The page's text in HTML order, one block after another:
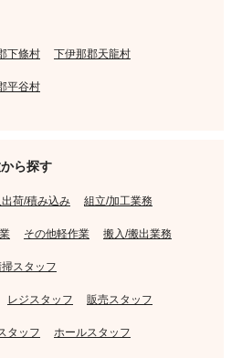
下條村 下伊那郡天龍村
平谷村
ら探す
出荷/積み込み 組立/加工業務
その他軽作業 搬入/搬出業務
スタッフ
レジスタッフ 販売スタッフ
タッフ ホールスタッフ